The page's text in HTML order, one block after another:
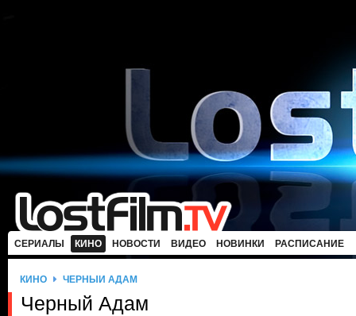
СЕРИАЛЫ КИНО НОВОСТИ ВИДЕО НОВИНКИ РАСПИСАНИЕ
КИНО ЧЕРНЫЙ АДАМ
Черный Адам